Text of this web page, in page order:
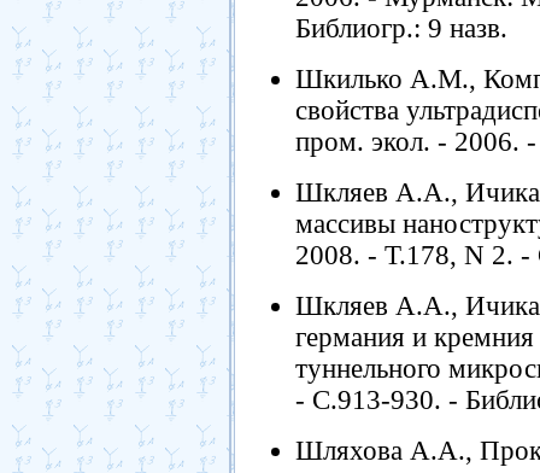
Библиогр.: 9 назв.
Шкилько А.М.,
свойства
пром. экол. - 2006.
Шкляев А.А.,
массивы
2008. - Т.178, N 2. -
Шкляев А.А.,
германия и
туннельного
- С.913-930. -
Шляхова А.А.,